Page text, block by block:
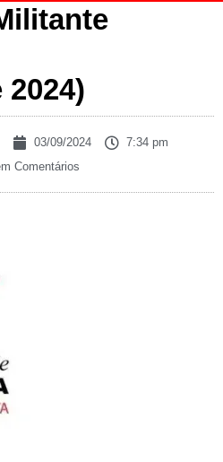
03/09/2024
7:34 pm
Comentários